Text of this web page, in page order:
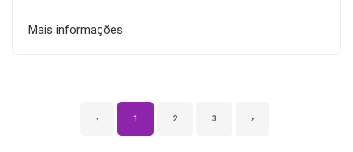
Mais informações
‹ 1 2 3 ›